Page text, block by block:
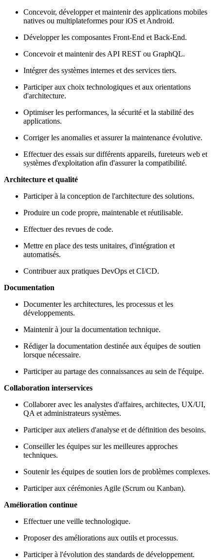
Concevoir, développer et maintenir des applications mobiles
natives ou multiplateformes pour iOS et Android.
Développer les composantes Front-End et Back-End.
Concevoir et maintenir des API REST ou GraphQL.
Intégrer des systèmes internes et des services tiers.
Participer aux choix technologiques et aux orientations
d'architecture.
Optimiser les performances, la sécurité et la stabilité des
applications.
Corriger les anomalies et assurer la maintenance évolutive.
Effectuer des essais sur différents appareils, fureteurs web et
systèmes d'exploitation afin d'assurer la compatibilité.
Architecture et qualité
Participer à la conception de l'architecture des solutions.
Produire un code propre, maintenable et réutilisable.
Effectuer des revues de code.
Mettre en place des tests unitaires, d'intégration et
automatisés.
Contribuer aux pratiques DevOps et CI/CD.
Documentation
Documenter les architectures, les processus et les
développements.
Maintenir à jour la documentation technique.
Rédiger la documentation destinée aux équipes de soutien
lorsque nécessaire.
Participer au partage des connaissances au sein de l'équipe.
Collaboration interservices
Collaborer avec les analystes d'affaires, architectes, UX/UI,
QA et administrateurs systèmes.
Participer aux ateliers d'analyse et de définition des besoins.
Conseiller les équipes sur les meilleures approches
techniques.
Soutenir les équipes de soutien lors de problèmes complexes.
Participer aux cérémonies Agile (Scrum ou Kanban).
Amélioration continue
Effectuer une veille technologique.
Proposer des améliorations aux outils et processus.
Participer à l'évolution des standards de développement.